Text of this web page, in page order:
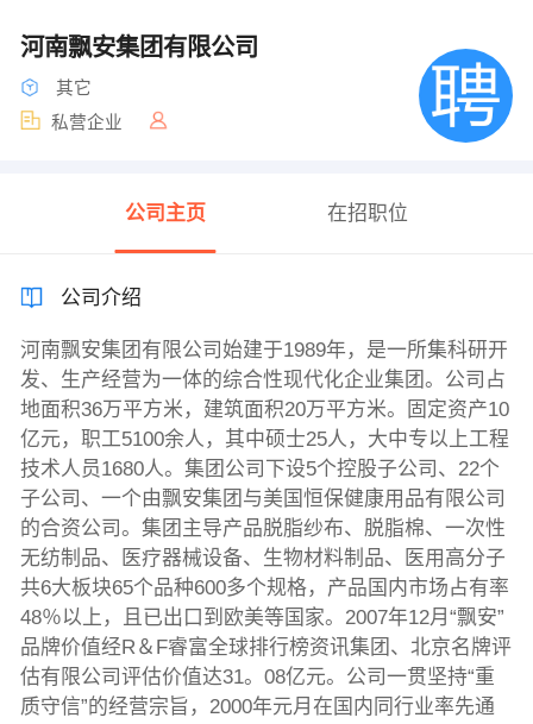
河南飘安集团有限公司
其它
私营企业
公司主页 在招职位
公司介绍
河南飘安集团有限公司始建于1989年，是一所集科研开
发、生产经营为一体的综合性现代化企业集团。公司占
地面积36万平方米，建筑面积20万平方米。固定资产10
亿元，职工5100余人，其中硕士25人，大中专以上工程
技术人员1680人。集团公司下设5个控股子公司、22个
子公司、一个由飘安集团与美国恒保健康用品有限公司
的合资公司。集团主导产品脱脂纱布、脱脂棉、一次性
无纺制品、医疗器械设备、生物材料制品、医用高分子
共6大板块65个品种600多个规格，产品国内市场占有率
48％以上，且已出口到欧美等国家。2007年12月“飘安”
品牌价值经R＆F睿富全球排行榜资讯集团、北京名牌评
估有限公司评估价值达31。08亿元。公司一贯坚持“重
质守信”的经营宗旨，2000年元月在国内同行业率先通